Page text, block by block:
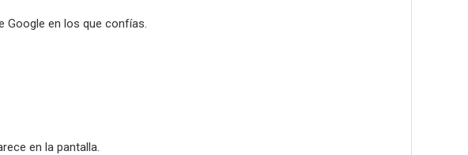
en los que confías.
en la pantalla.